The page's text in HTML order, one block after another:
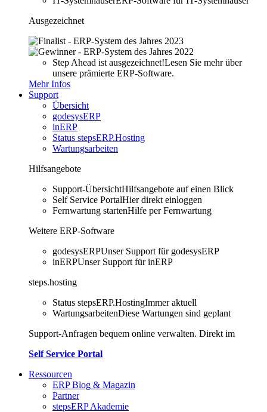
Ausgezeichnet
Step Ahead ist ausgezeichnet!Lesen Sie mehr über
unsere prämierte ERP-Software.
Mehr Infos
Support
Übersicht
godesysERP
inERP
Status stepsERP.Hosting
Wartungsarbeiten
Hilfsangebote
Support-ÜbersichtHilfsangebote auf einen Blick
Self Service PortalHier direkt einloggen
Fernwartung startenHilfe per Fernwartung
Weitere ERP-Software
godesysERPUnser Support für godesysERP
inERPUnser Support für inERP
steps.hosting
Status stepsERP.HostingImmer aktuell
WartungsarbeitenDiese Wartungen sind geplant
Support-Anfragen bequem online verwalten. Direkt im
Self Service Portal
Ressourcen
ERP Blog & Magazin
Partner
stepsERP Akademie